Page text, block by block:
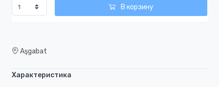
В корзину
Aşgabat
Характеристика